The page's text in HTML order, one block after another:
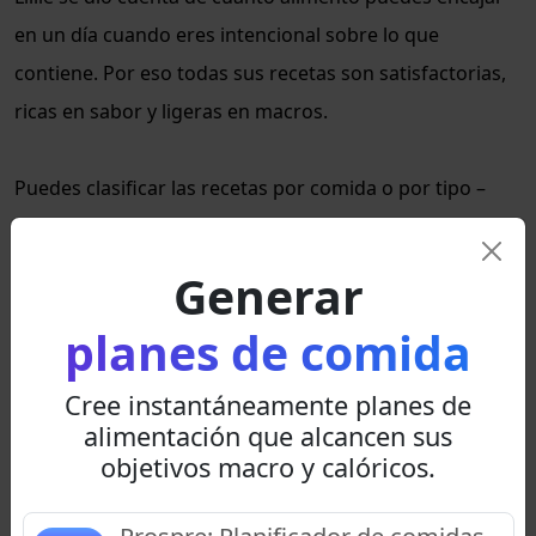
en un día cuando eres intencional sobre lo que
contiene. Por eso todas sus recetas son satisfactorias,
ricas en sabor y ligeras en macros.
Puedes clasificar las recetas por comida o por tipo –
elige entre una variedad de pizzas, sopas,
Con una lista de compras de referencia, recetas simples
y consejos y trucos, Lillie facilita contar macros sin ser
matemático.
Generar
planes de comida
Cree instantáneamente planes de
alimentación que alcancen sus
objetivos macro y calóricos.